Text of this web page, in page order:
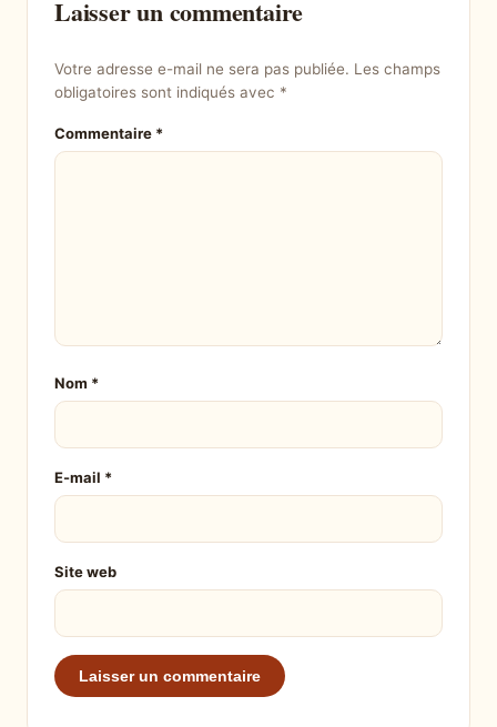
Laisser un commentaire
Votre adresse e-mail ne sera pas publiée. Les champs
obligatoires sont indiqués avec *
Commentaire *
Nom *
E-mail *
Site web